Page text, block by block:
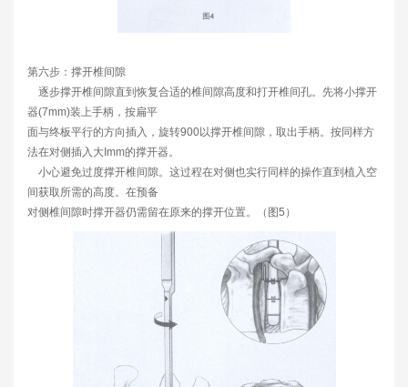
第六步：撑开椎间隙
逐步撑开椎间隙直到恢复合适的椎间隙高度和打开椎间孔。先将小撑开
器(7mm)装上手柄，按扁平
面与终板平行的方向插入，旋转900以撑开椎间隙，取出手柄。按同样方
法在对侧插入大Imm的撑开器。
小心避免过度撑开椎间隙。这过程在对侧也实行同样的操作直到植入空
间获取所需的高度。在预备
对侧椎间隙时撑开器仍需留在原来的撑开位置。（图5）